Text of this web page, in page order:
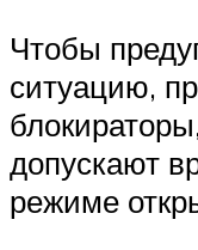
Чтобы
ситуацию,
допускают
режиме